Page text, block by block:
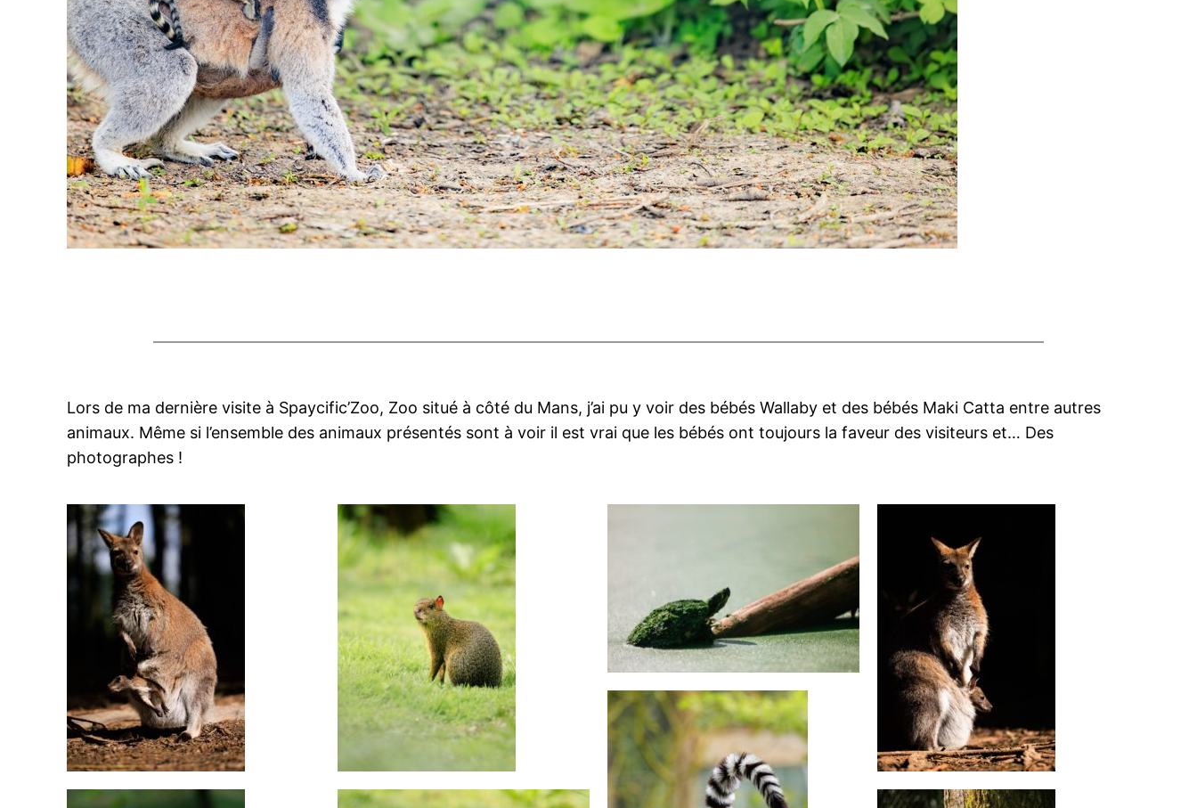
Lors de ma dernière visite à Spaycific’Zoo, Zoo situé à côté du Mans, j’ai pu y voir des bébés Wallaby et des bébés Maki Catta entre autres
animaux. Même si l’ensemble des animaux présentés sont à voir il est vrai que les bébés ont toujours la faveur des visiteurs et… Des
photographes !